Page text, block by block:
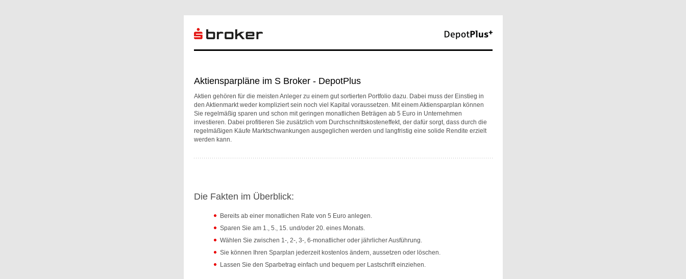
Aktiensparpläne im S Broker - DepotPlus
Aktien gehören für die meisten Anleger zu einem gut sortierten Portfolio dazu. Dabei muss der Einstieg in
den Aktienmarkt weder kompliziert sein noch viel Kapital voraussetzen. Mit einem Aktiensparplan können
Sie regelmäßig sparen und schon mit geringen monatlichen Beträgen ab 5 Euro in Unternehmen
investieren. Dabei profitieren Sie zusätzlich vom Durchschnittskosteneffekt, der dafür sorgt, dass durch die
regelmäßigen Käufe Marktschwankungen ausgeglichen werden und langfristig eine solide Rendite erzielt
werden kann.
Die Fakten im Überblick:
Bereits ab einer monatlichen Rate von 5 Euro anlegen.
Sparen Sie am 1., 5., 15. und/oder 20. eines Monats.
Wählen Sie zwischen 1-, 2-, 3-, 6-monatlicher oder jährlicher Ausführung.
Sie können Ihren Sparplan jederzeit kostenlos ändern, aussetzen oder löschen.
Lassen Sie den Sparbetrag einfach und bequem per Lastschrift einziehen.